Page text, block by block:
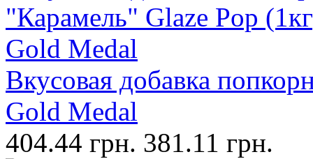
Вкусовая добавка
Gold Medal
404.44 грн. 381.11 грн.